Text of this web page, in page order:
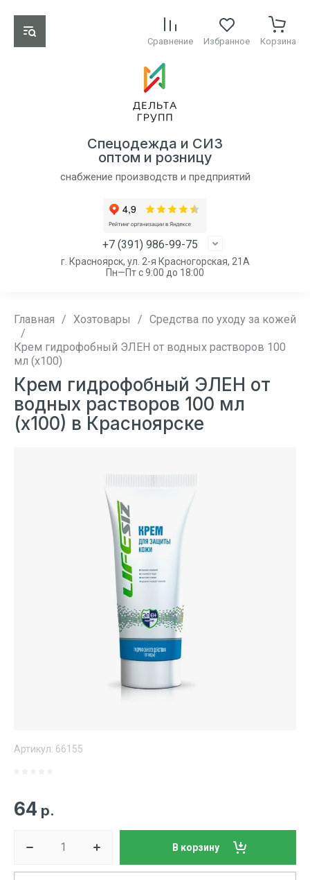
Спецодежда и СИЗ
оптом и розницу
снабжение производств и предприятий
+7 (391) 986-99-75
г. Красноярск, ул. 2-я Красногорская, 21А
Пн—Пт с 9:00 до 18:00
Сравнение Избранное Корзина
Главная / Хозтовары / Средства по уходу за кожей
/
Крем гидрофобный ЭЛЕН от водных растворов 100
мл (х100)
Крем гидрофобный ЭЛЕН от
водных растворов 100 мл
(х100) в Красноярске
Артикул: 66155
64 р.
В корзину